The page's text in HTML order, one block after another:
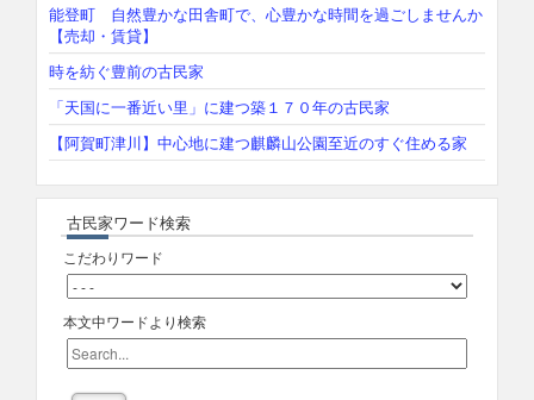
能登町 自然豊かな田舎町で、心豊かな時間を過ごしませんか
【売却・賃貸】
時を紡ぐ豊前の古民家
「天国に一番近い里」に建つ築１７０年の古民家
【阿賀町津川】中心地に建つ麒麟山公園至近のすぐ住める家
古民家ワード検索
こだわりワード
本文中ワードより検索